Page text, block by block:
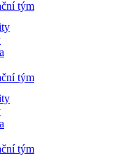
tým
tým
tým